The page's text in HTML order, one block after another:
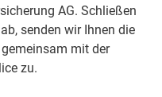
AG. Schließen
senden wir Ihnen die
mit der
zu.